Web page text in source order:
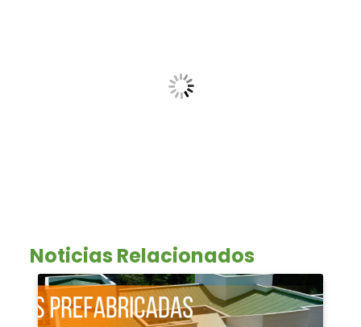
Noticias Relacionados